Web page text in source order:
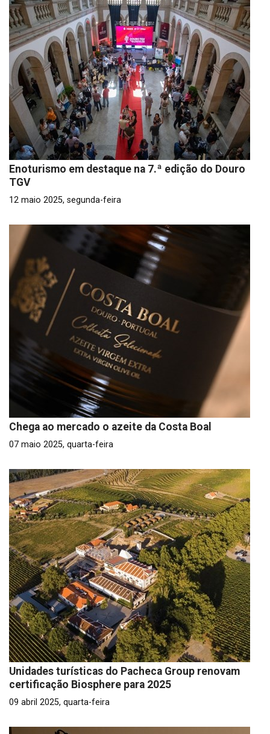
Enoturismo em destaque na 7.ª edição do Douro
TGV
12 maio 2025, segunda-feira
Chega ao mercado o azeite da Costa Boal
07 maio 2025, quarta-feira
Unidades turísticas do Pacheca Group renovam
certificação Biosphere para 2025
09 abril 2025, quarta-feira